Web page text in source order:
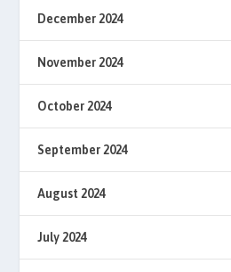
December 2024
November 2024
October 2024
September 2024
August 2024
July 2024